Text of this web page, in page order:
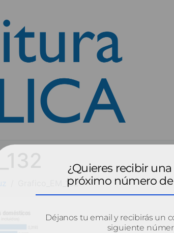
Grafico_EM_132
¿Quieres recibir
próximo número
Déjanos tu email y recibirás un
siguiente